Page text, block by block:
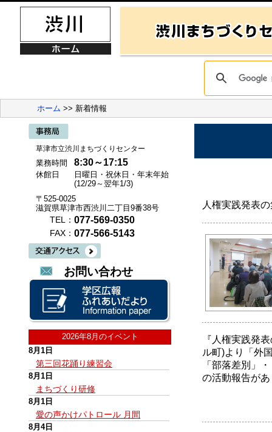
ホーム >> 新着情報
草津市立渋川まちづくりセンター
業務時間 8:30～17:15
休館日
日曜日・祝休日・年末年始
(12/29～翌年1/3)
〒525-0025
滋賀県草津市西渋川二丁目9番38号
TEL： 077-569-0350
FAX： 077-566-5143
お問い合わせ
2026年8月のイベント
8月1日
第三回花踊り練習会
8月1日
まちづくり研修
8月1日
愛の声かけパトロール 月間
8月4日
人権実践発表
『人権実践発
ル町)より「外
「部落差別」
の活動報告が